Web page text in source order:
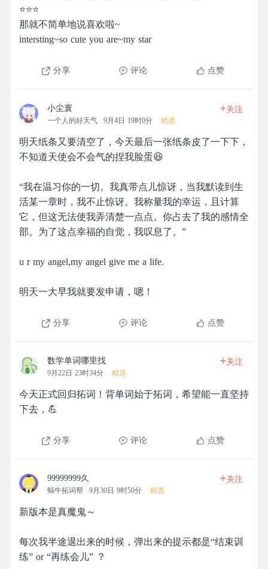
⭐⭐⭐
那就不简单地说喜欢啦~
intersting~so cute you are~my star
分享 评论 点赞
小尘寰
一个人的好天气 9月4日 19时0分 精选
+关注
明天纸条又要清空了，今天最后一张纸条皮了一下下，
不知道天使会不会气的捏我脸蛋😆
“我在温习你的一切。我真带点儿惊讶，当我默读到生
活某一章时，我不止惊讶。我称量我的幸运，且计算
它，但这无法使我弄清楚一点点。你占去了我的感情全
部。为了这点幸福的自觉，我叹息了。”
u r my angel,my angel give me a life.
明天一大早我就要发申请，嗯！
分享 评论 点赞
数学单词哪里找
9月22日 23时34分 精选
+关注
今天正式回归拓词！背单词始于拓词，希望能一直坚持
下去，💪
分享 评论 点赞
99999999久
蜗牛拓词帮 9月30日 9时50分 精选
+关注
新版本是真魔鬼～
每次我半途退出来的时候，弹出来的提示都是“结束训
练” or “再练会儿” ？